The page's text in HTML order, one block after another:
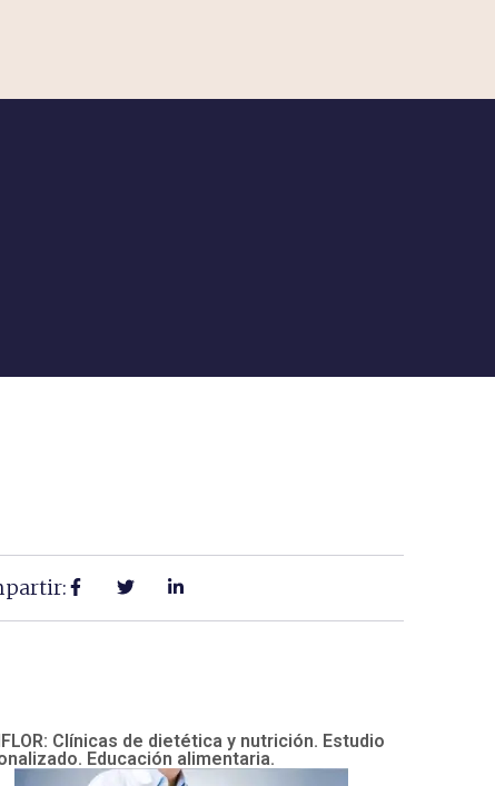
Clínicas de dietética y nutrición. Estudio
Educación alimentaria.